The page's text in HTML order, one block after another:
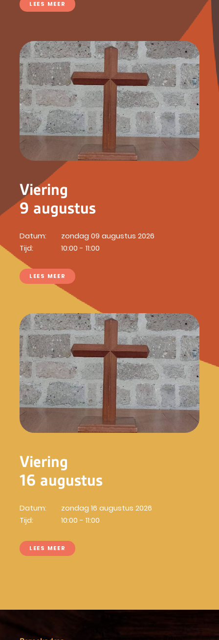
LEES MEER
Viering
9 augustus
Datum:
Tijd:
zondag 09 augustus 2026
10:00 - 11:00
LEES MEER
Viering
16 augustus
Datum:
Tijd:
zondag 16 augustus 2026
10:00 - 11:00
LEES MEER